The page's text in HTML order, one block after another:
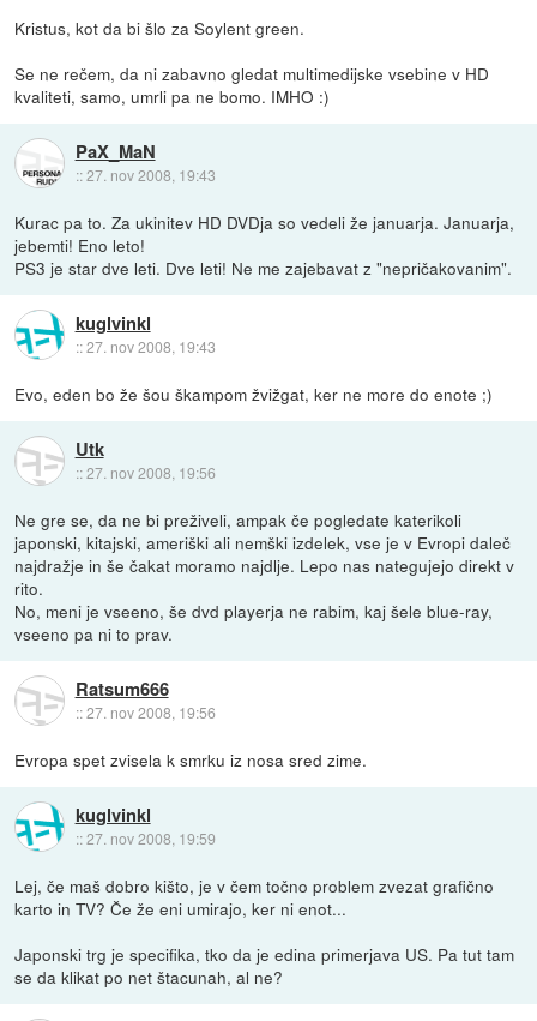
Kristus, kot da bi šlo za Soylent green.
Se ne rečem, da ni zabavno gledat multimedijske vsebine v HD
kvaliteti, samo, umrli pa ne bomo. IMHO :)
PaX_MaN
::27. nov 2008, 19:43
Kurac pa to. Za ukinitev HD DVDja so vedeli že januarja. Januarja,
jebemti! Eno leto!
PS3 je star dve leti. Dve leti! Ne me zajebavat z "nepričakovanim".
kuglvinkl
::27. nov 2008, 19:43
Evo, eden bo že šou škampom žvižgat, ker ne more do enote ;)
Utk
::27. nov 2008, 19:56
Ne gre se, da ne bi preživeli, ampak če pogledate katerikoli
japonski, kitajski, ameriški ali nemški izdelek, vse je v Evropi daleč
najdražje in še čakat moramo najdlje. Lepo nas nategujejo direkt v
rito.
No, meni je vseeno, še dvd playerja ne rabim, kaj šele blue-ray,
vseeno pa ni to prav.
Ratsum666
::27. nov 2008, 19:56
Evropa spet zvisela k smrku iz nosa sred zime.
kuglvinkl
::27. nov 2008, 19:59
Lej, če maš dobro kišto, je v čem točno problem zvezat grafično
karto in TV? Če že eni umirajo, ker ni enot...
Japonski trg je specifika, tko da je edina primerjava US. Pa tut tam
se da klikat po net štacunah, al ne?